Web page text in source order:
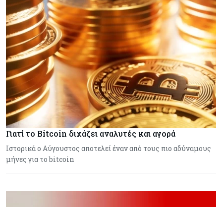
Γιατί το Bitcoin διχάζει αναλυτές και αγορά
Ιστορικά ο Αύγουστος αποτελεί έναν από τους πιο αδύναμους
μήνες για το bitcoin